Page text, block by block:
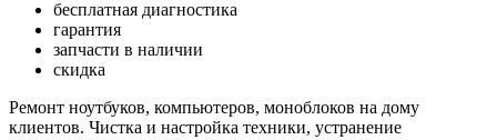
бесплатная диагностика
гарантия
запчасти в наличии
скидка
Ремонт ноутбуков, компьютеров, моноблоков на дому
клиентов. Чистка и настройка техники, устранение